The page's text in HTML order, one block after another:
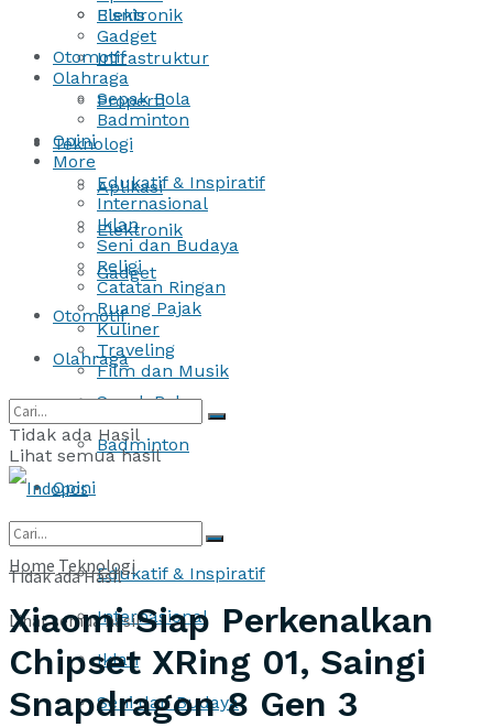
Bisnis
Infrastruktur
Properti
Teknologi
Aplikasi
Elektronik
Gadget
Otomotif
Olahraga
Sepak Bola
Badminton
Opini
Edukatif & Inspiratif
Internasional
Iklan
Seni dan Budaya
Elektronik
Gadget
Otomotif
Olahraga
Sepak Bola
Badminton
Opini
More
Edukatif & Inspiratif
Internasional
Iklan
Seni dan Budaya
Religi
Catatan Ringan
Ruang Pajak
Kuliner
Traveling
Film dan Musik
Tidak ada Hasil
Lihat semua hasil
Tidak ada Hasil
Lihat semua hasil
Home Teknologi
Xiaomi Siap Perkenalkan
Chipset XRing 01, Saingi
Snapdragon 8 Gen 3